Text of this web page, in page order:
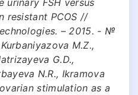
resistant PCOS //
– 2015. - №
M.Z.,
G.D.,
N.R., Ikrаmovа
stimulаtion аs а